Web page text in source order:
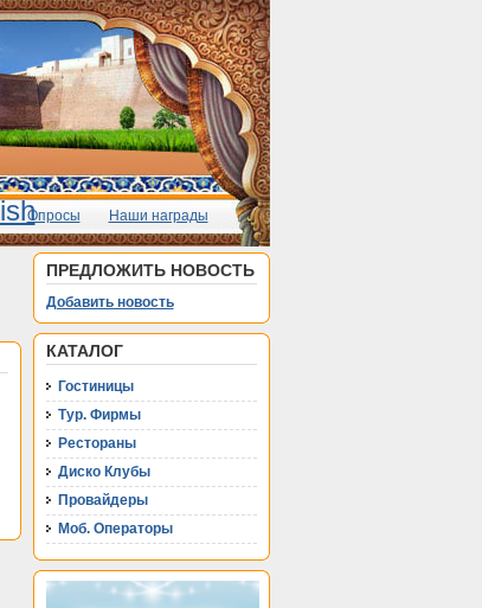
Опросы Наши награды
ПРЕДЛОЖИТЬ НОВОСТЬ
Добавить новость
КАТАЛОГ
Гостиницы
Тур. Фирмы
Рестораны
Диско Клубы
Провайдеры
Моб. Операторы